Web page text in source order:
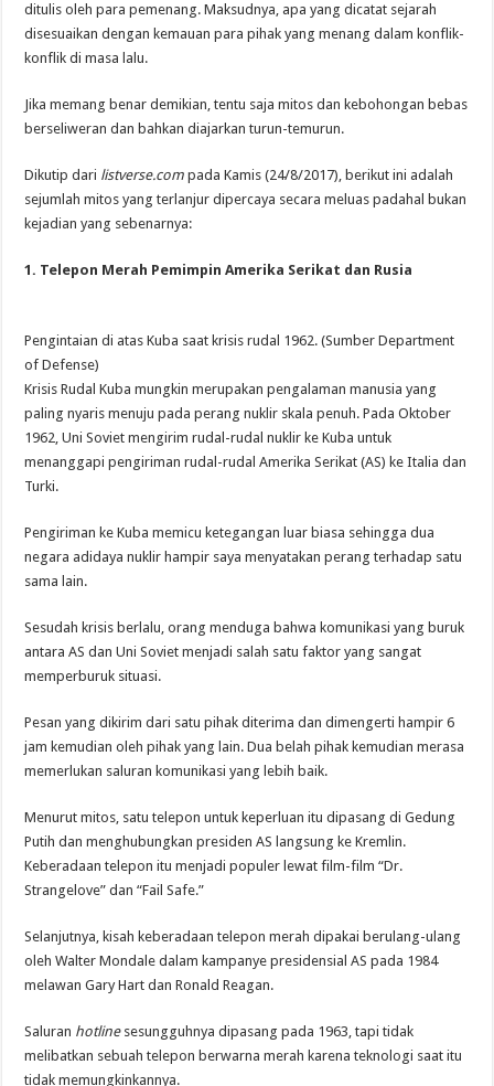
ditulis oleh para pemenang. Maksudnya, apa yang dicatat sejarah
disesuaikan dengan kemauan para pihak yang menang dalam konflik-
konflik di masa lalu.
Jika memang benar demikian, tentu saja mitos dan kebohongan bebas
berseliweran dan bahkan diajarkan turun-temurun.
Dikutip dari listverse.com pada Kamis (24/8/2017), berikut ini adalah
sejumlah mitos yang terlanjur dipercaya secara meluas padahal bukan
kejadian yang sebenarnya:
1. Telepon Merah Pemimpin Amerika Serikat dan Rusia
Pengintaian di atas Kuba saat krisis rudal 1962. (Sumber Department
of Defense)
Krisis Rudal Kuba mungkin merupakan pengalaman manusia yang
paling nyaris menuju pada perang nuklir skala penuh. Pada Oktober
1962, Uni Soviet mengirim rudal-rudal nuklir ke Kuba untuk
menanggapi pengiriman rudal-rudal Amerika Serikat (AS) ke Italia dan
Turki.
Pengiriman ke Kuba memicu ketegangan luar biasa sehingga dua
negara adidaya nuklir hampir saya menyatakan perang terhadap satu
sama lain.
Sesudah krisis berlalu, orang menduga bahwa komunikasi yang buruk
antara AS dan Uni Soviet menjadi salah satu faktor yang sangat
memperburuk situasi.
Pesan yang dikirim dari satu pihak diterima dan dimengerti hampir 6
jam kemudian oleh pihak yang lain. Dua belah pihak kemudian merasa
memerlukan saluran komunikasi yang lebih baik.
Menurut mitos, satu telepon untuk keperluan itu dipasang di Gedung
Putih dan menghubungkan presiden AS langsung ke Kremlin.
Keberadaan telepon itu menjadi populer lewat film-film “Dr.
Strangelove” dan “Fail Safe.”
Selanjutnya, kisah keberadaan telepon merah dipakai berulang-ulang
oleh Walter Mondale dalam kampanye presidensial AS pada 1984
melawan Gary Hart dan Ronald Reagan.
Saluran hotlinesesungguhnya dipasang pada 1963, tapi tidak
melibatkan sebuah telepon berwarna merah karena teknologi saat itu
tidak memungkinkannya.